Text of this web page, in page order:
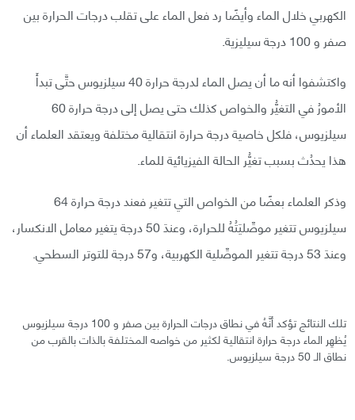
الكهربي خلال الماء وأيضًا رد فعل الماء على تقلب درجات الحرارة بين
صفر و 100 درجة سيليزية.
واكتشفوا أنه ما أن يصل الماء لدرجة حرارة 40 سيلزيوس حتَّى تبدأَ
الأمورُ في التغيُّر والخواص كذلك حتى يصل إلى درجة حرارة 60
سيلزيوس، فلكل خاصية درجة حرارة انتقالية مختلفة ويعتقد العلماء أن
هذا يحدُث بسبب تغيُّر الحالة الفيزيائية للماء.
وذكر العلماء بعضًا من الخواص التي تتغير فعند درجة حرارة 64
سيلزيوس تتغير موصِّليَتُهُ للحرارة، وعندَ 50 درجة يتغير معامل الانكسار،
وعندَ 53 درجة تتغير الموصِّلية الكهربية، و57 درجة للتوتر السطحي.
تلك النتائج تؤكد أنَّهُ في نطاق درجات الحرارة بين صفر و 100 درجة سيلزيوس
يُظهِر الماء درجة حرارة انتقالية لكثير من خواصه المختلفة بالذات بالقرب من
نطاق الـ 50 درجة سيلزيوس.